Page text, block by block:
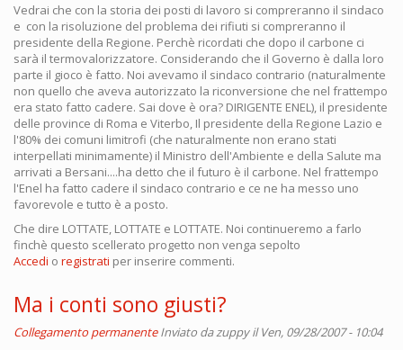
Vedrai che con la storia dei posti di lavoro si compreranno il sindaco
e con la risoluzione del problema dei rifiuti si compreranno il
presidente della Regione. Perchè ricordati che dopo il carbone ci
sarà il termovalorizzatore. Considerando che il Governo è dalla loro
parte il gioco è fatto. Noi avevamo il sindaco contrario (naturalmente
non quello che aveva autorizzato la riconversione che nel frattempo
era stato fatto cadere. Sai dove è ora? DIRIGENTE ENEL), il presidente
delle province di Roma e Viterbo, Il presidente della Regione Lazio e
l'80% dei comuni limitrofi (che naturalmente non erano stati
interpellati minimamente) il Ministro dell'Ambiente e della Salute ma
arrivati a Bersani....ha detto che il futuro è il carbone. Nel frattempo
l'Enel ha fatto cadere il sindaco contrario e ce ne ha messo uno
favorevole e tutto è a posto.
Che dire LOTTATE, LOTTATE e LOTTATE. Noi continueremo a farlo
finchè questo scellerato progetto non venga sepolto
Accedi o registrati per inserire commenti.
Ma i conti sono giusti?
Collegamento permanente Inviato dazuppyil Ven, 09/28/2007 - 10:04